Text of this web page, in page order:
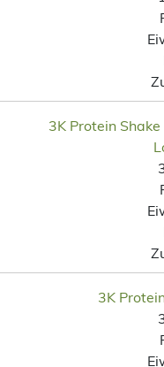
3K Protein
3K